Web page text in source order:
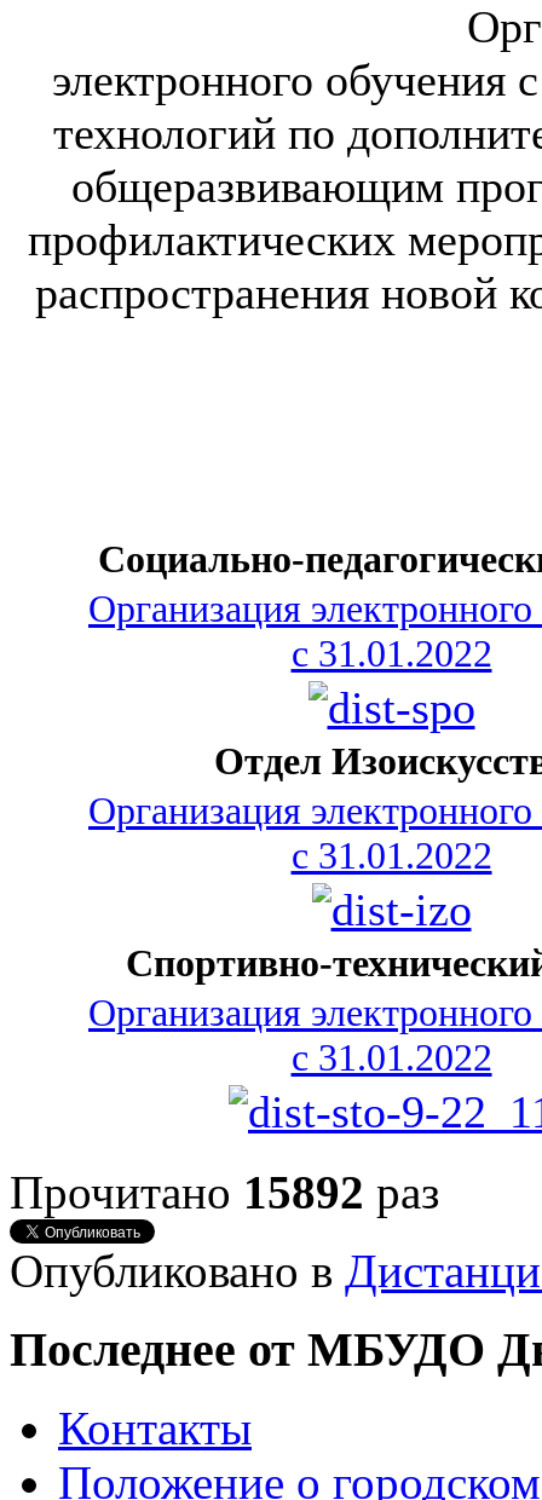
электронного обучения
технологий по
общеразвивающим
профилактических
распространения новой
Социально-
Организация
с 31.01.2022
Отдел
Организация
с 31.01.2022
Спортивно-
Организация
с 31.01.2022
Прочитано 15892 раз
Опубликовано в
Последнее от МБУДО
Контакты
Положение о